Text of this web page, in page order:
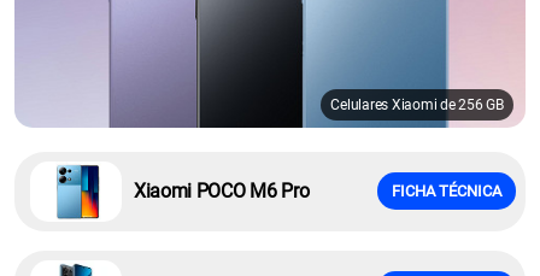
Celulares Xiaomi de 256 GB
Xiaomi POCO M6 Pro FICHA TÉCNICA